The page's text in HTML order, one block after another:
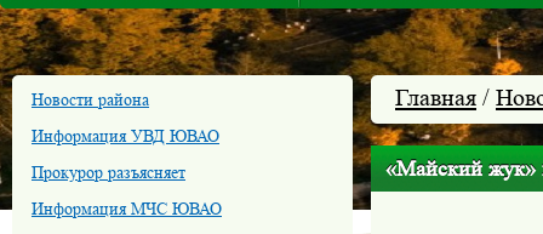
Новости района
Информация УВД ЮВАО
Прокурор разъясняет
Информация МЧС ЮВАО
Главная /
«Майский жук»